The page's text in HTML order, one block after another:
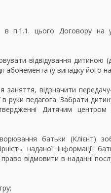
в п.1.1. цього Договору на
відвідування дитиною
абонемента (у випадку його
заняття, відзначити
руки педагога. Забрати
Дитячим центром
батьки (Клієнт)
наданої інформації
відмовити в наданні